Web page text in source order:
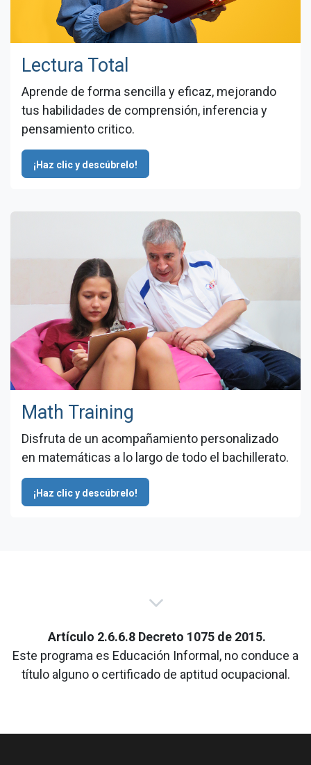
Lectura Total
Aprende de forma sencilla y eficaz, mejorando
tus habilidades de comprensión, inferencia y
pensamiento critico.
¡Haz clic y descúbrelo!
Math Training
Disfruta de un acompañamiento personalizado
en matemáticas a lo largo de todo el bachillerato.
¡Haz clic y descúbrelo!
Artículo 2.6.6.8 Decreto 1075 de 2015.
Este programa es Educación Informal, no conduce a
título alguno o certificado de aptitud ocupacional.